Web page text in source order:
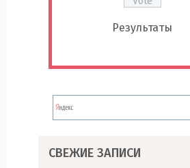
Результаты
СВЕЖИЕ ЗАПИСИ